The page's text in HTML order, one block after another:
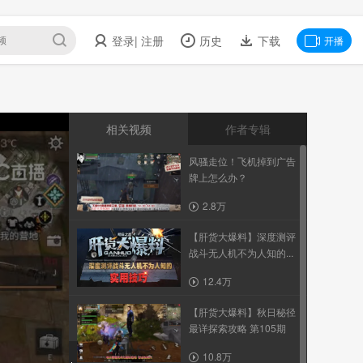
登录| 注册 历史 下载 开播
相关视频 作者专辑
风骚走位！飞机掉到广告
牌上怎么办？
2.8万
【肝货大爆料】深度测评
战斗无人机不为人知的...
12.4万
【肝货大爆料】秋日秘径
最详探索攻略 第105期
10.8万